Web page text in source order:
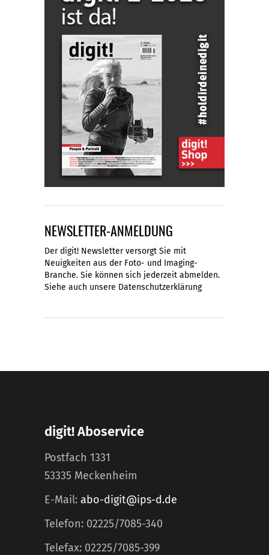
NEWSLETTER-ANMELDUNG
Der digit! Newsletter versorgt Sie mit
Neuigkeiten aus der Foto- und Imaging-
Branche. Sie können sich jederzeit abmelden.
Siehe auch unsere Datenschutzerklärung
digit! Aboservice
Postfach 1331
53335 Meckenheim
E-Mail: abo-digit@ips-d.de
Telefon: 02225/7085-340
Telefax: 02225/7085-399